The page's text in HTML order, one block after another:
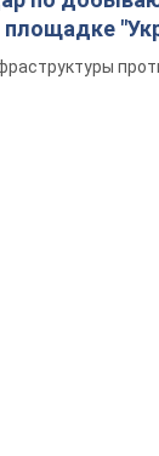
площадке